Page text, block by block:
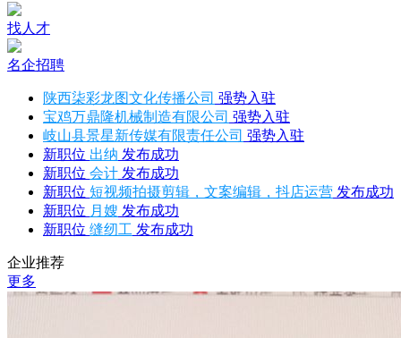
找人才
名企招聘
陕西柒彩龙图文化传播公司 强势入驻
宝鸡万鼎隆机械制造有限公司 强势入驻
岐山县景星新传媒有限责任公司 强势入驻
新职位 出纳 发布成功
新职位 会计 发布成功
新职位 短视频拍摄剪辑，文案编辑，抖店运营 发布成功
新职位 月嫂 发布成功
新职位 缝纫工 发布成功
企业推荐
更多